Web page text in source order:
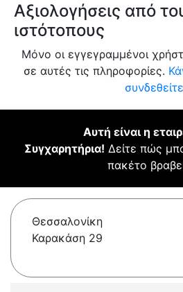
Αξιολογήσεις από
ιστότοπους
Μόνο οι εγγεγραμμένοι
σε αυτές τις πληροφορίες.
Αυτή είναι η
Συγχαρητήρια! Δείτε πώς
πακέτο
Θεσσαλονίκη
Καρακάση 29